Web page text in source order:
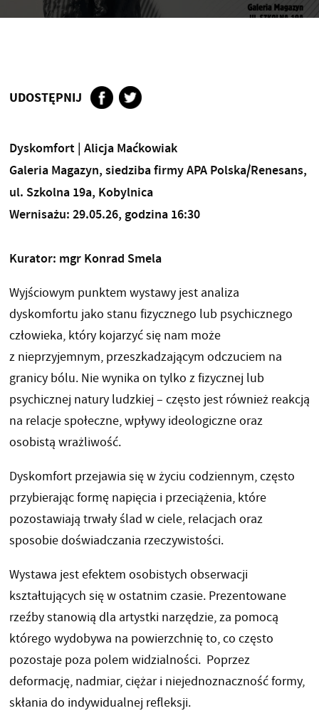
UDOSTĘPNIJ
Dyskomfort | Alicja Maćkowiak
Galeria Magazyn, siedziba firmy APA Polska/Renesans,
ul. Szkolna 19a, Kobylnica
Wernisażu: 29.05.26, godzina 16:30
Kurator: mgr Konrad Smela
Wyjściowym punktem wystawy jest analiza
dyskomfortu jako stanu fizycznego lub psychicznego
człowieka, który kojarzyć się nam może
z nieprzyjemnym, przeszkadzającym odczuciem na
granicy bólu. Nie wynika on tylko z fizycznej lub
psychicznej natury ludzkiej – często jest również reakcją
na relacje społeczne, wpływy ideologiczne oraz
osobistą wrażliwość.
Dyskomfort przejawia się w życiu codziennym, często
przybierając formę napięcia i przeciążenia, które
pozostawiają trwały ślad w ciele, relacjach oraz
sposobie doświadczania rzeczywistości.
Wystawa jest efektem osobistych obserwacji
kształtujących się w ostatnim czasie. Prezentowane
rzeźby stanowią dla artystki narzędzie, za pomocą
którego wydobywa na powierzchnię to, co często
pozostaje poza polem widzialności. Poprzez
deformację, nadmiar, ciężar i niejednoznaczność formy,
skłania do indywidualnej refleksji.